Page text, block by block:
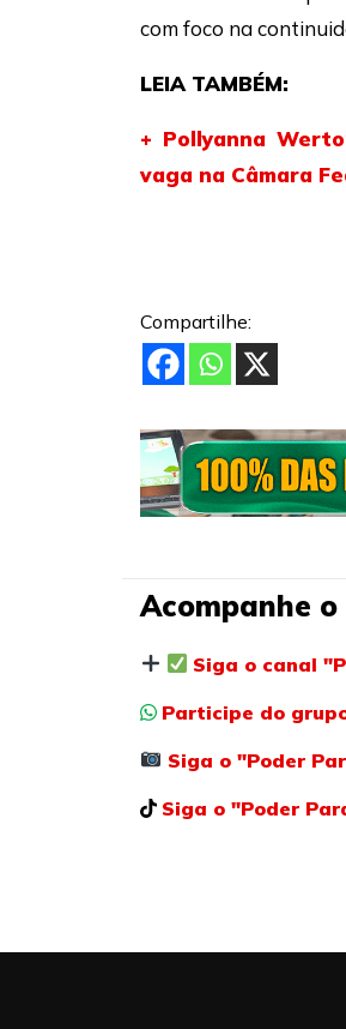
com foco na
LEIA TAMBÉM:
+ Pollyanna
vaga na Câmara
Compartilhe:
Acompanhe
Siga o canal
Participe do
Siga o "Poder
Siga o "Poder